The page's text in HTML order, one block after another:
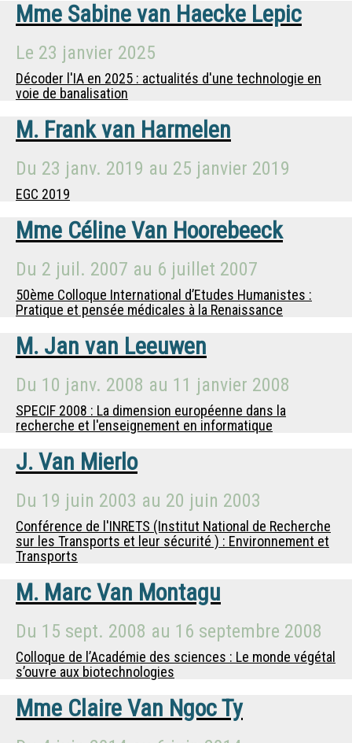
Mme Sabine van Haecke Lepic
Le 23 janvier 2025
Décoder l'IA en 2025 : actualités d'une technologie en
voie de banalisation
M. Frank van Harmelen
Du 23 janv. 2019 au 25 janvier 2019
EGC 2019
Mme Céline Van Hoorebeeck
Du 2 juil. 2007 au 6 juillet 2007
50ème Colloque International d’Etudes Humanistes :
Pratique et pensée médicales à la Renaissance
M. Jan van Leeuwen
Du 10 janv. 2008 au 11 janvier 2008
SPECIF 2008 : La dimension européenne dans la
recherche et l'enseignement en informatique
J. Van Mierlo
Du 19 juin 2003 au 20 juin 2003
Conférence de l'INRETS (Institut National de Recherche
sur les Transports et leur sécurité ) : Environnement et
Transports
M. Marc Van Montagu
Du 15 sept. 2008 au 16 septembre 2008
Colloque de l’Académie des sciences : Le monde végétal
s’ouvre aux biotechnologies
Mme Claire Van Ngoc Ty